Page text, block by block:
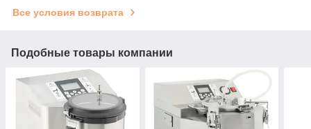
Все условия возврата
Подобные товары компании